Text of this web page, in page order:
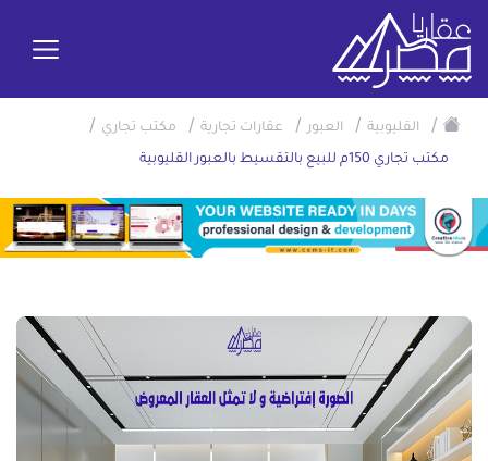
/ القليوبية / العبور / عقارات تجارية / مكتب تجاري /
مكتب تجاري 150م للبيع بالتقسيط بالعبور القليوبية